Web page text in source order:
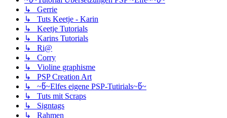
↳ Gerrie
↳ Tuts Keetje - Karin
↳ Keetje Tutorials
↳ Karins Tutorials
↳ Ri@
↳ Corry
↳ Violine graphisme
↳ PSP Creation Art
↳ ~წ~Elfes eigene PSP-Tutirials~წ~
↳ Tuts mit Scraps
↳ Signtags
↳ Rahmen